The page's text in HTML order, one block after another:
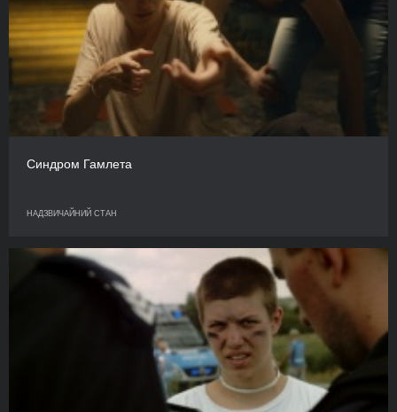
Синдром Гамлета
НАДЗВИЧАЙНИЙ СТАН